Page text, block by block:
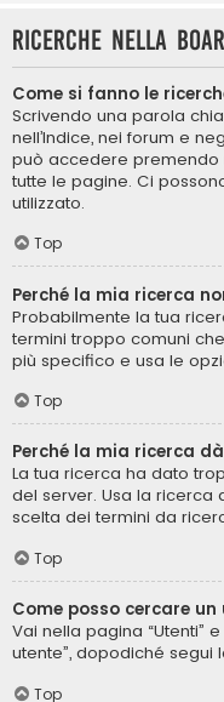
Ricerche nella
Come si fanno le
Scrivendo una parola
nell’Indice, nei forum e
può accedere premendo
tutte le pagine. Ci
utilizzato.
Top
Perché la mia ricerca
Probabilmente la tua
termini troppo comuni
più specifico e usa le
Top
Perché la mia ricerca
La tua ricerca ha dato
del server. Usa la ricerca
scelta dei termini da
Top
Come posso cercare un
Vai nella pagina “Utenti”
utente”, dopodiché segui
Top